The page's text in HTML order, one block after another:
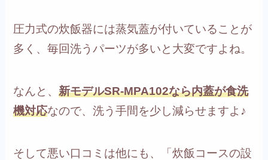
圧力式の炊飯器には蒸気蓋が付いていることが
多く、毎回洗うパーツが多いと大変ですよね。
なんと、新モデルSR-MPA102なら内蓋が食洗
機対応なので、洗う手間を少し減らせますよ♪
そして悪い口コミは他にも、「炊飯コースの設